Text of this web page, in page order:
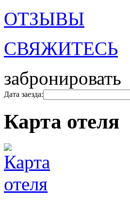
ОТЗЫВЫ
СВЯЖИТЕСЬ
забронировать
Дата заезда:
Карта отеля